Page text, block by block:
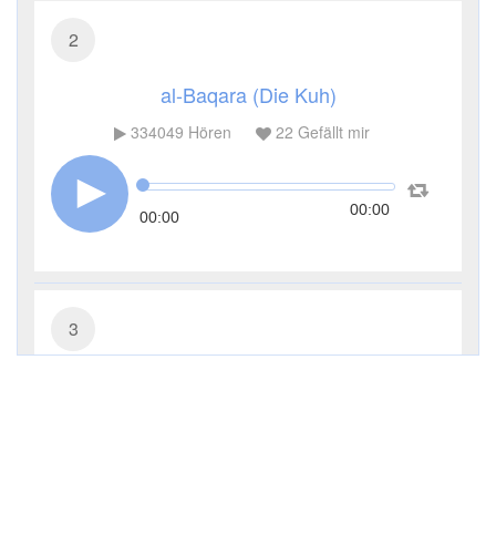
2
al-Baqara (Die Kuh)
334049 Hören 22 Gefällt mir
00:00 00:00
3